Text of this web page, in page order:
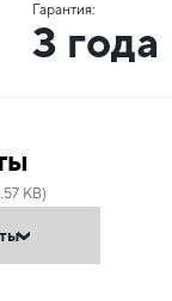
Гарантия:
3 года
KB)